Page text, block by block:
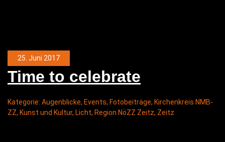
25. Juni 2017
Time to celebrate
Kategorie: Augenblicke, Events, Fotobeiträge, Kirchenkreis NMB-
ZZ, Kunst und Kultur, Licht, Region NöZZ Zeitz, Zeitz